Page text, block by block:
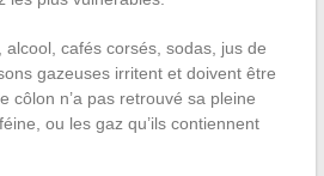
cafés corsés, sodas, jus de
gazeuses irritent et doivent être
côlon n’a pas retrouvé sa pleine
ou les gaz qu’ils contiennent